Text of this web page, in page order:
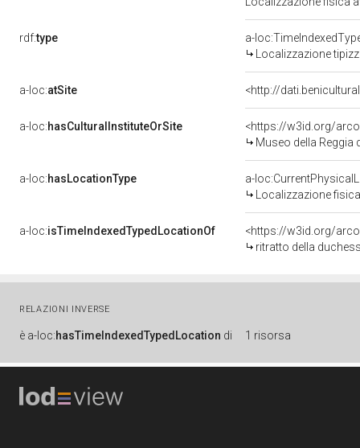
rdf:type
a-
Localizzazione
a-loc:atSite <http://
a-loc:hasCulturalInstituteOrSite
<https://w3id.org/
Museo della Reggia
a-loc:hasLocationType
a-
Localizzazione
a-loc:isTimeIndexedTypedLocationOf
<https://w3id.org/
ritratto della
RELAZIONI INVERSE
è a-loc:hasTimeIndexedTypedLocation di 1 risorsa